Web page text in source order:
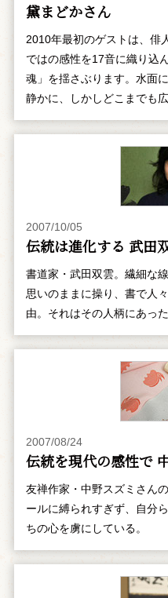
黛まどかさん
2010年最初のゲストは、俳
ではの感性を17音に織り込
魂」を揺さぶります。水面
静かに、しかしどこまでも
2007/10/05
伝統は進化する 武田
書道家・武田双雲。繊細な
思いのままに操り、書で人
由。それはその人柄にあった
2007/08/24
伝統を現代の感性で
友禅作家・中野スズミさん
ールに縛られすぎず、自分
ちの心を虜にしている。